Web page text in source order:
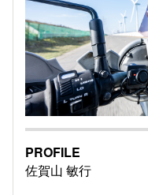
PROFILE
佐賀山 敏行